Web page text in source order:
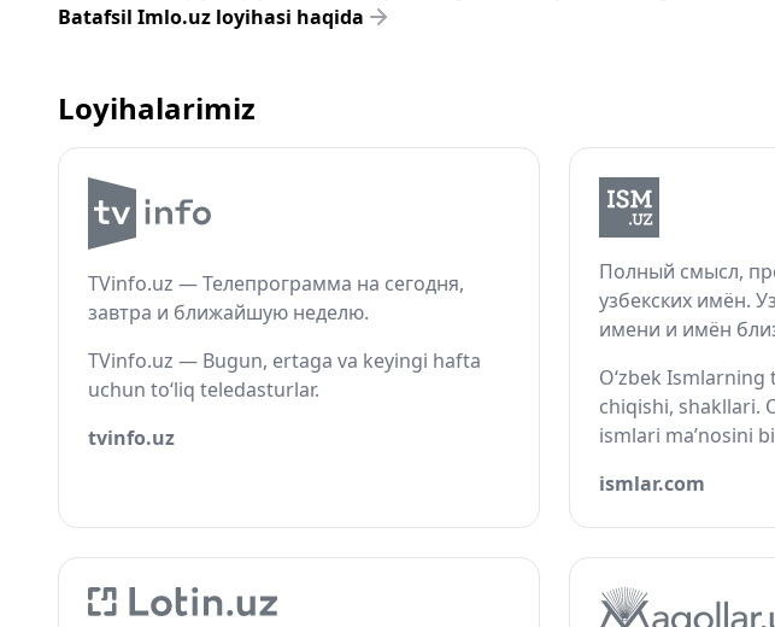
Batafsil Imlo.uz loyihasi haqida
Loyihalarimiz
TVinfo.uz — Телепрограмма на сегодня,
завтра и ближайшую неделю.
TVinfo.uz — Bugun, ertaga va keyingi hafta
uchun to‘liq teledasturlar.
tvinfo.uz
Полный смысл,
узбекских имён.
имени и имён
O‘zbek Ismlarning
chiqishi, shakllari.
ismlari ma’nosini
ismlar.com